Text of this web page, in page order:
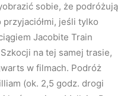
sobie, że podróżują
przyjaciółmi, jeśli tylko
Jacobite Train
na tej samej trasie,
w filmach. Podróż
(ok. 2,5 godz. drogi